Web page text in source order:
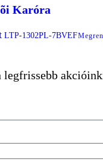
Karóra
LTP-1302PL-7BVEF
legfrissebb